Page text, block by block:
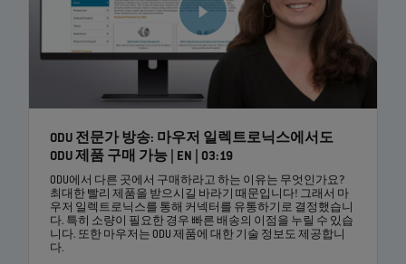
ODU 전문가 방송: 마우저 일렉트로닉스에서도
ODU 제품 구매 가능 | EN | 03:19
ODU에서 다른 곳에서 구매하라고 하는 이유는 무엇인가요?
최대한 빨리 제품을 받으시길 바라기 때문입니다! 그래서 마
우저 일렉트로닉스를 통해 커넥터를 유통하기로 결정했습니
다. 특히 소량이 필요한 경우 빠른 배송의 이점을 누릴 수 있습
니다. 또한 마우저는 ODU 제품에 대한 기술 정보도 제공합니
다.